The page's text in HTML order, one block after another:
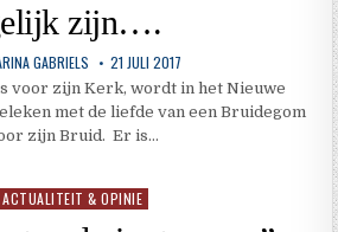
zijn….
GABRIELS 21 JULI 2017
voor zijn Kerk, wordt in het Nieuwe
met de liefde van een Bruidegom
zijn Bruid. Er is…
Geplaatst
ACTUALITEIT & OPINIE